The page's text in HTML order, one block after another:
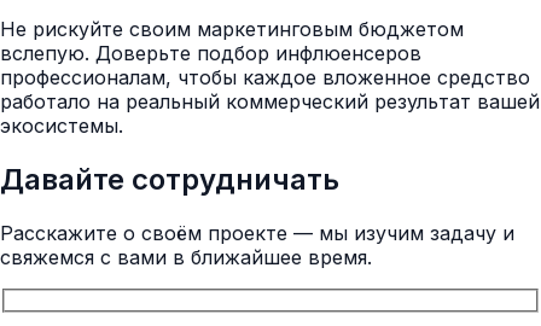
Не рискуйте своим маркетинговым бюджетом
вслепую. Доверьте подбор инфлюенсеров
профессионалам, чтобы каждое вложенное средство
работало на реальный коммерческий результат вашей
экосистемы.
Давайте сотрудничать
Расскажите о своём проекте — мы изучим задачу и
свяжемся с вами в ближайшее время.